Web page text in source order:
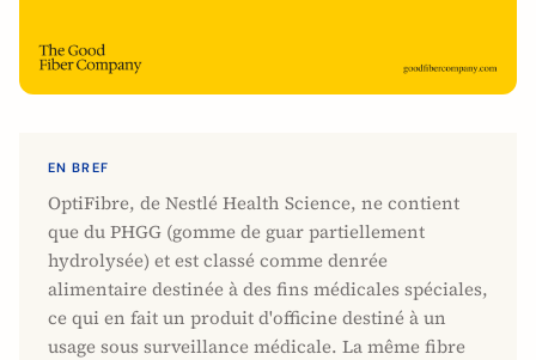
EN BREF
OptiFibre, de Nestlé Health Science, ne contient
que du PHGG (gomme de guar partiellement
hydrolysée) et est classé comme denrée
alimentaire destinée à des fins médicales spéciales,
ce qui en fait un produit d'officine destiné à un
usage sous surveillance médicale. La même fibre